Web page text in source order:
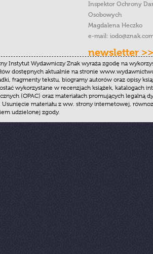
Inspektor Ochrony
Osobowych
Magdalena Heczko
e-mail:
newsletter >>
Instytut Wydawniczy Znak wyraża zgodę na
dostępnych aktualnie na stronie
fragmenty tekstu, biogramy autorów oraz opisy
wykorzystane w recenzjach książek, katalogach
(OPAC) oraz materiałach promujących legalną
Usunięcie materiału z ww. strony internetowej,
udzielonej zgody.